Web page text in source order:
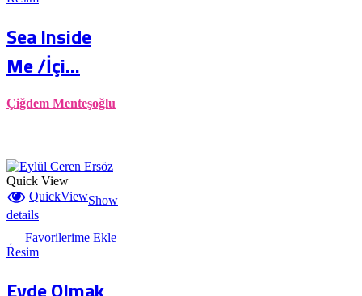
Sea Inside
Me /İçi...
Çiğdem Menteşoğlu
Quick View
QuickViewShow
details
Favorilerime Ekle
Resim
Evde Olmak